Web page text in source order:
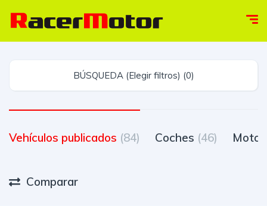
BÚSQUEDA (Elegir filtros) (0)
Vehículos publicados (84) Coches (46)
Comparar